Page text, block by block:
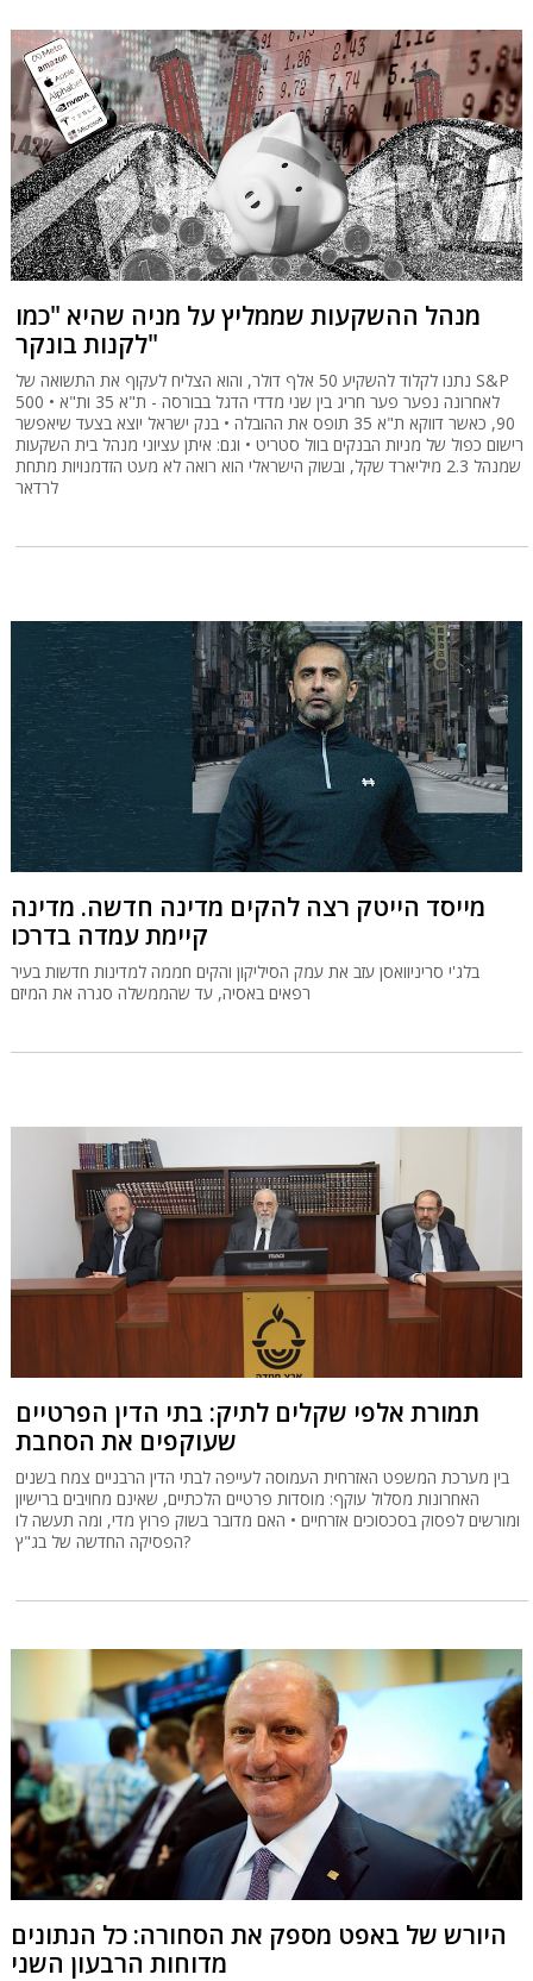
מנהל ההשקעות שממליץ על מניה שהיא "כמו
לקנות בונקר"
נתנו לקלוד להשקיע 50 אלף דולר, והוא הצליח לעקוף את התשואה של S&P
500 • לאחרונה נפער פער חריג בין שני מדדי הדגל בבורסה - ת"א 35 ות"א
90, כאשר דווקא ת"א 35 תופס את ההובלה • בנק ישראל יוצא בצעד שיאפשר
רישום כפול של מניות הבנקים בוול סטריט • וגם: איתן עציוני מנהל בית השקעות
שמנהל 2.3 מיליארד שקל, ובשוק הישראלי הוא רואה לא מעט הזדמנויות מתחת
לרדאר
מייסד הייטק רצה להקים מדינה חדשה. מדינה
קיימת עמדה בדרכו
בלג'י סריניוואסן עזב את עמק הסיליקון והקים חממה למדינות חדשות בעיר
רפאים באסיה, עד שהממשלה סגרה את המיזם
תמורת אלפי שקלים לתיק: בתי הדין הפרטיים
שעוקפים את הסחבת
בין מערכת המשפט האזרחית העמוסה לעייפה לבתי הדין הרבניים צמח בשנים
האחרונות מסלול עוקף: מוסדות פרטיים הלכתיים, שאינם מחויבים ברישיון
ומורשים לפסוק בסכסוכים אזרחיים • האם מדובר בשוק פרוץ מדי, ומה תעשה לו
הפסיקה החדשה של בג"ץ?
היורש של באפט מספק את הסחורה: כל הנתונים
מדוחות הרבעון השני